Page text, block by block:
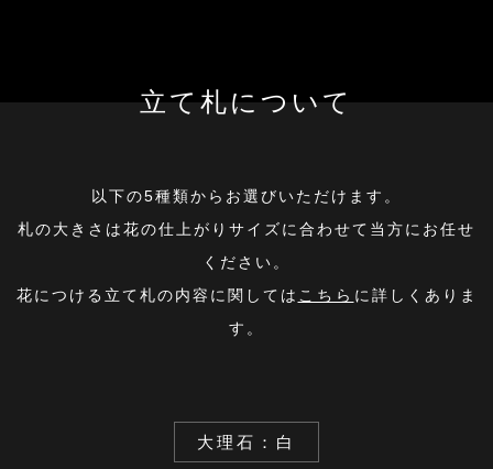
立て札について
以下の5種類からお選びいただけます。
札の大きさは花の仕上がりサイズに合わせて当方にお任せ
ください。
花につける立て札の内容に関しては こちら に詳しくありま
す。
大理石：白